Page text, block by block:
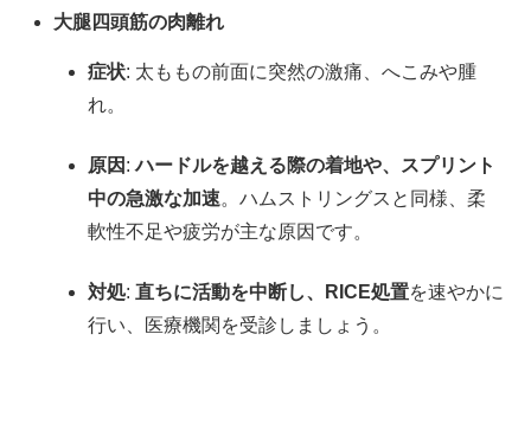
大腿四頭筋の肉離れ
症状: 太ももの前面に突然の激痛、へこみや腫
れ。
原因 :ハードルを越える際の着地や、スプリント
中の急激な加速。ハムストリングスと同様、柔
軟性不足や疲労が主な原因です。
対処:直ちに活動を中断し、RICE処置を速やかに
行い、医療機関を受診しましょう。